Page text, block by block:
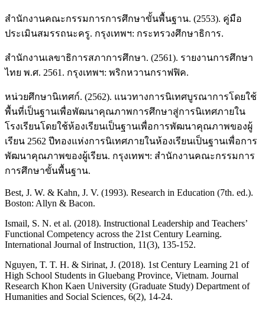
สำนักงานคณะกรรมการการศึกษาขั้นพื้นฐาน. (2553). คู่มือ
ประเมินสมรรถนะครู. กรุงเทพฯ: กระทรวงศึกษาธิการ.
สำนักงานเลขาธิการสภาการศึกษา. (2561). รายงานการศึกษา
ไทย พ.ศ. 2561. กรุงเทพฯ: พริกหวานกราฟฟิค.
หน่วยศึกษานิเทศก์. (2562). แนวทางการนิเทศบูรณาการโดยใช้
พื้นที่เป็นฐานเพื่อพัฒนาคุณภาพการศึกษาสู่การนิเทศภายใน
โรงเรียนโดยใช้ห้องเรียนเป็นฐานเพื่อการพัฒนาคุณภาพของผู้
เรียน 2562 ปีทองแห่งการนิเทศภายในห้องเรียนเป็นฐานเพื่อการ
พัฒนาคุณภาพของผู้เรียน. กรุงเทพฯ: สำนักงานคณะกรรมการ
การศึกษาขั้นพื้นฐาน.
Best, J. W. & Kahn, J. V. (1993). Research in Education (7th. ed.).
Boston: Allyn & Bacon.
Ismail, S. N. et al. (2018). Instructional Leadership and Teachers’
Functional Competency across the 21st Century Learning.
International Journal of Instruction, 11(3), 135-152.
Nguyen, T. T. H. & Sirinat, J. (2018). 1st Century Learning 21 of
High School Students in Gluebang Province, Vietnam. Journal
Research Khon Kaen University (Graduate Study) Department of
Humanities and Social Sciences, 6(2), 14-24.